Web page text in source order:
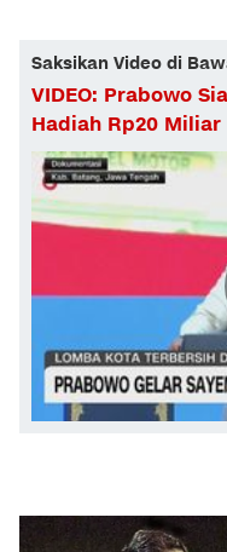
Saksikan Video di
VIDEO: Prabowo
Hadiah Rp20 Miliar